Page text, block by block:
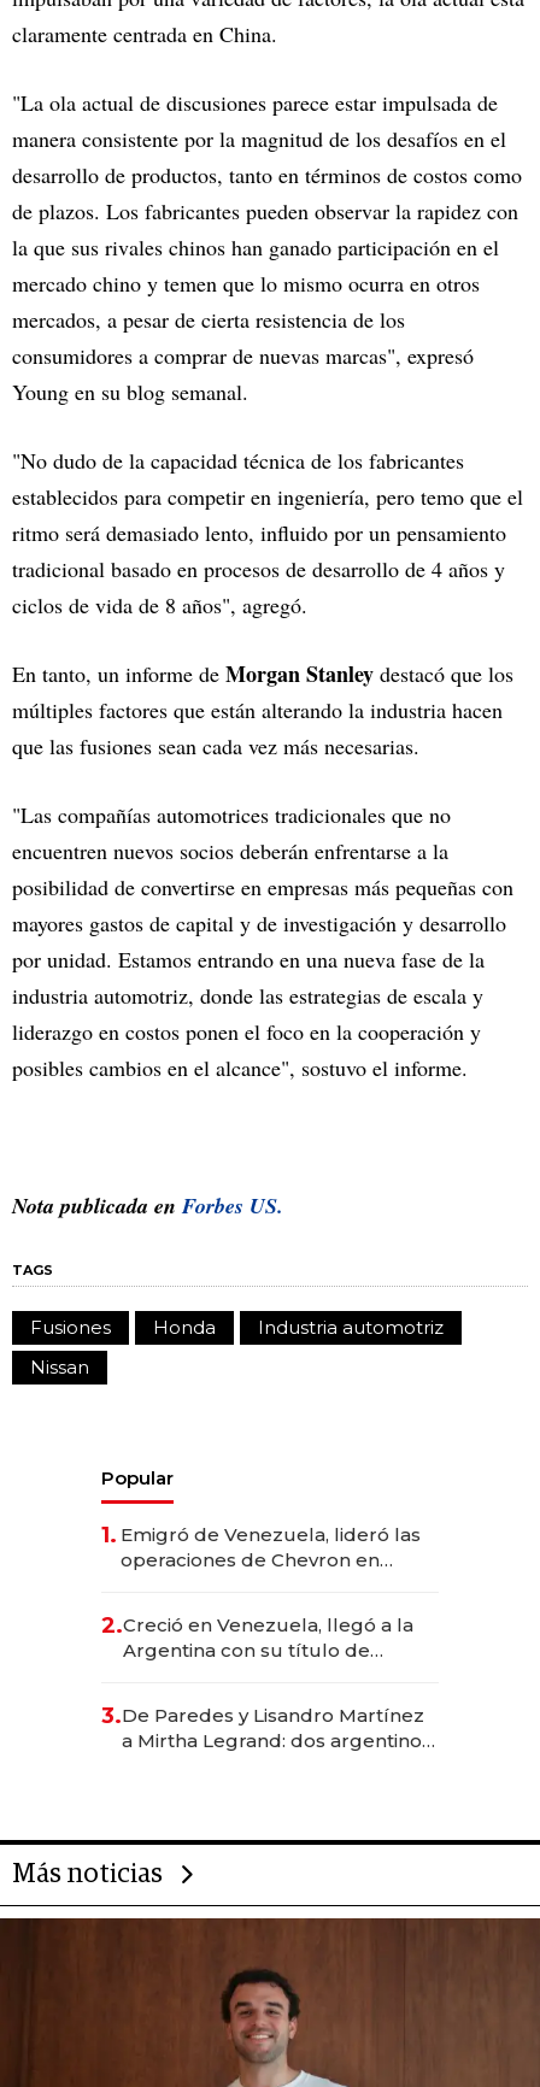
claramente centrada en China.
"La ola actual de discusiones parece estar impulsada de
manera consistente por la magnitud de los desafíos en el
desarrollo de productos, tanto en términos de costos como
de plazos. Los fabricantes pueden observar la rapidez con
la que sus rivales chinos han ganado participación en el
mercado chino y temen que lo mismo ocurra en otros
mercados, a pesar de cierta resistencia de los
consumidores a comprar de nuevas marcas", expresó
Young en su blog semanal.
"No dudo de la capacidad técnica de los fabricantes
establecidos para competir en ingeniería, pero temo que el
ritmo será demasiado lento, influido por un pensamiento
tradicional basado en procesos de desarrollo de 4 años y
ciclos de vida de 8 años", agregó.
En tanto, un informe de Morgan Stanley destacó que los
múltiples factores que están alterando la industria hacen
que las fusiones sean cada vez más necesarias.
"Las compañías automotrices tradicionales que no
encuentren nuevos socios deberán enfrentarse a la
posibilidad de convertirse en empresas más pequeñas con
mayores gastos de capital y de investigación y desarrollo
por unidad. Estamos entrando en una nueva fase de la
industria automotriz, donde las estrategias de escala y
liderazgo en costos ponen el foco en la cooperación y
posibles cambios en el alcance", sostuvo el informe.
Nota publicada enForbes US.
TAGS
Fusiones Honda
Industria automotriz
Nissan
Popular
1. Emigró de Venezuela, lideró las
operaciones de Chevron en
2.Creció en Venezuela, llegó a la
Argentina con su título de
las marcas "fast premium"
3.De Paredes y Lisandro Martínez
a Mirtha Legrand: dos argentinos
Más noticias